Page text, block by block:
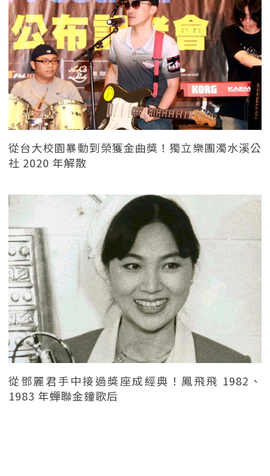
從台大校園暴動到榮獲金曲獎！獨立樂團濁水溪公
社 2020 年解散
從鄧麗君手中接過獎座成經典！鳳飛飛 1982、
1983 年蟬聯金鐘歌后